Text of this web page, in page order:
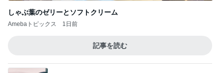
しゃぶ葉のゼリーとソフトクリーム
Amebaトピックス 1日前
記事を読む